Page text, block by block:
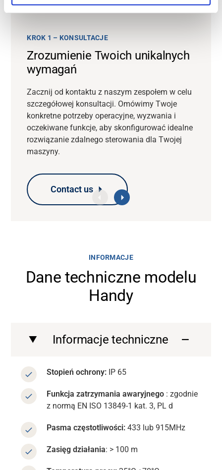
KROK 1 – KONSULTACJE
Zrozumienie Twoich unikalnych
wymagań
Zacznij od kontaktu z naszym zespołem w celu
szczegółowej konsultacji. Omówimy Twoje
konkretne potrzeby operacyjne, wyzwania i
oczekiwane funkcje, aby skonfigurować idealne
rozwiązanie zdalnego sterowania dla Twojej
maszyny.
Contact us
INFORMACJE
Dane techniczne modelu
Handy
Informacje techniczne
Stopień ochrony: IP 65
Funkcja zatrzymania awaryjnego : zgodnie
z normą EN ISO 13849-1 kat. 3, PL d
Pasma częstotliwości:433 lub 915MHz
Zasięg działania: > 100 m